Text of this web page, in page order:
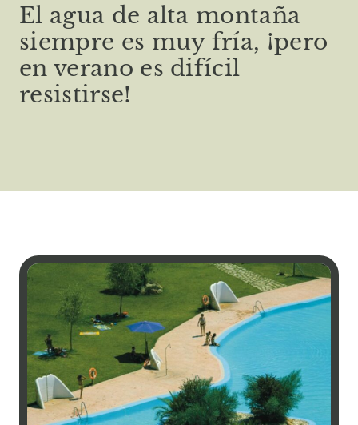
El agua de alta montaña
siempre es muy fría, ¡pero
en verano es difícil
resistirse!